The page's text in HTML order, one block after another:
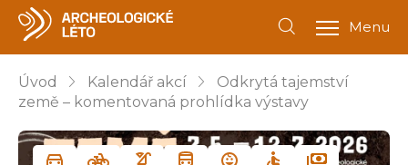
Menu
Úvod Kalendář akcí
Odkrytá tajemství
země – komentovaná prohlídka výstavy